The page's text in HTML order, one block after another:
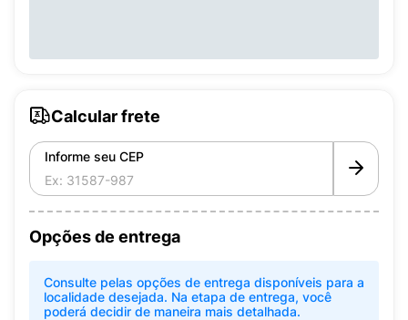
Calcular frete
Informe seu CEP
Opções de entrega
Consulte pelas opções de entrega disponíveis para a
localidade desejada. Na etapa de entrega, você
poderá decidir de maneira mais detalhada.